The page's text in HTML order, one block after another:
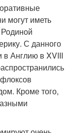
могут иметь
С данного
в Англию в XVIII
Кроме того,